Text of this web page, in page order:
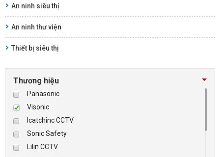
An ninh siêu thị
An ninh thư viện
Thiết bị siêu thị
Thương hiệu
Panasonic
Visonic
Icatchinc CCTV
Sonic Safety
Lilin CCTV
TRANG CHỦ
THIẾT BỊ SIÊU THỊ, THƯ VIỆN
KIỂM SOÁT VÀO RA
BÁO ĐỘNG, BÁO CHÁY
NHÀ THÔNG MINH